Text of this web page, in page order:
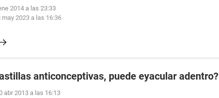
2014 a las 23:33
may 2023 a las 16:36
anticonceptivas, puede eyacular adentro?
abr 2013 a las 16:13